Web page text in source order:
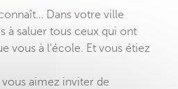
Dans votre ville
à saluer tous ceux qui ont
vous à l'école. Et vous étiez
aimez inviter de